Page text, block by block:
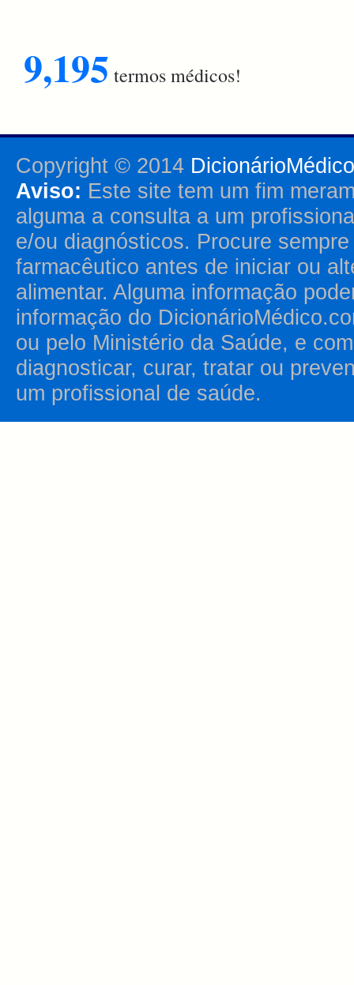
9,195 termos médicos!
Copyright © 2014
Aviso: Este site tem um fim
alguma a consulta a um
e/ou diagnósticos. Procure
farmacêutico antes de iniciar ou
alimentar. Alguma informação
informação do
ou pelo Ministério da Saúde, e
diagnosticar, curar, tratar ou
um profissional de saúde.